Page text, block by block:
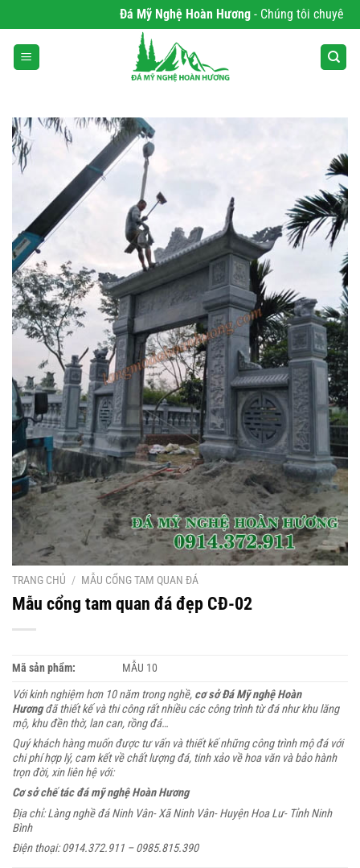
qua
nội
dung
Đá Mỹ Nghệ Hoàn Hương- Chúng tôi chuyên
TRANG CHỦ / MẪU CỔNG TAM QUAN ĐÁ
Mẫu cổng tam quan đá đẹp CĐ-02
Mã sản phẩm:
MẪU 10
Với kinh nghiệm hơn 10 năm trong nghề, cơ sở Đá Mỹ nghệ Hoàn
Hươngđã thiết kế và thi công rất nhiều các công trình từ đá như khu lăng
mộ, khu đền thờ, lan can, rồng đá…
Quý khách hàng muốn được tư vấn và thiết kế những công trình mộ đá với
chi phí hợp lý, cam kết về chất lượng đá, tinh xảo về hoa văn và bảo hành
trọn đời, xin liên hệ với:
Cơ sở chế tác đá mỹ nghệ Hoàn Hương
Địa chỉ: Làng nghề đá Ninh Vân- Xã Ninh Vân- Huyện Hoa Lư- Tỉnh Ninh
Bình
Điện thoại: 0914.372.911 – 0985.815.390